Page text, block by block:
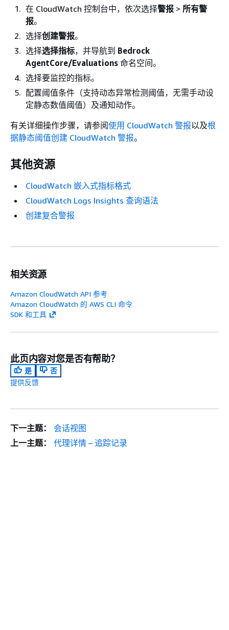
在 CloudWatch 控制台中，依次选择警报 > 所有警
报。
选择创建警报。
选择选择指标，并导航到 Bedrock
AgentCore/Evaluations 命名空间。
选择要监控的指标。
配置阈值条件（支持动态异常检测阈值，无需手动设
定静态数值阈值）及通知动作。
有关详细操作步骤，请参阅使用 CloudWatch 警报以及根
据静态阈值创建 CloudWatch 警报。
其他资源
CloudWatch 嵌入式指标格式
CloudWatch Logs Insights 查询语法
创建复合警报
相关资源
Amazon CloudWatch API 参考
Amazon CloudWatch 的 AWS CLI 命令
SDK 和工具
此页内容对您是否有帮助？
是
否
提供反馈
下一主题：
会话视图
上一主题：
代理详情 – 追踪记录